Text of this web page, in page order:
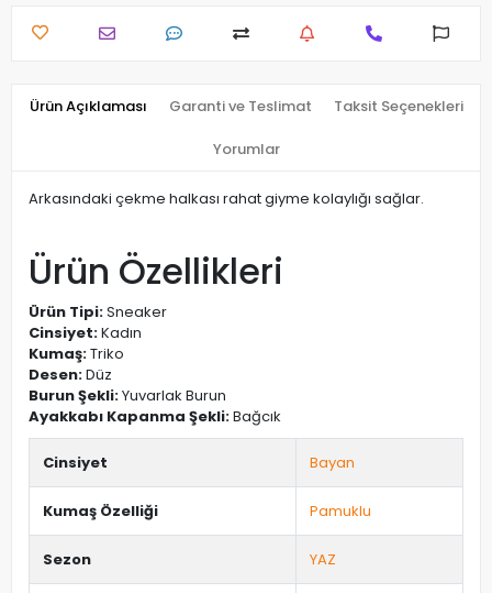
Ürün Açıklaması Garanti ve Teslimat Taksit Seçenekleri
Yorumlar
Arkasındaki çekme halkası rahat giyme kolaylığı sağlar.
Ürün Özellikleri
Ürün Tipi:Sneaker
Cinsiyet:Kadın
Kumaş:Triko
Desen:Düz
Burun Şekli:Yuvarlak Burun
Ayakkabı Kapanma Şekli:Bağcık
Cinsiyet Bayan
Kumaş Özelliği Pamuklu
Sezon YAZ